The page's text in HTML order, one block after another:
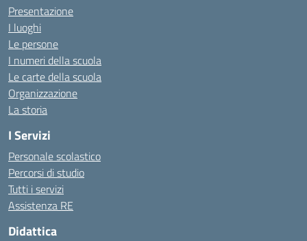
Presentazione
I luoghi
Le persone
I numeri della scuola
Le carte della scuola
Organizzazione
La storia
I Servizi
Personale scolastico
Percorsi di studio
Tutti i servizi
Assistenza RE
Didattica